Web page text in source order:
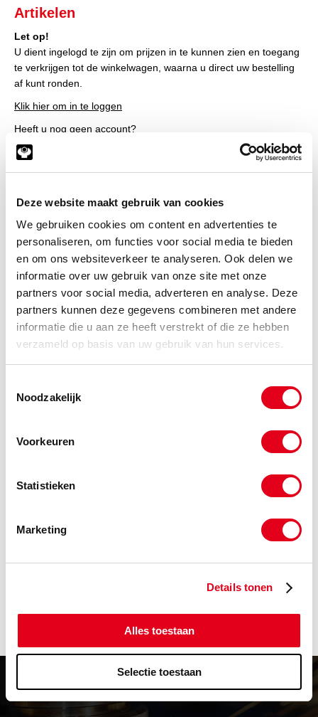
Deze website maakt gebruik van cookies
We gebruiken cookies om content en advertenties te
personaliseren, om functies voor social media te bieden
en om ons websiteverkeer te analyseren. Ook delen we
informatie over uw gebruik van onze site met onze
partners voor social media, adverteren en analyse. Deze
partners kunnen deze gegevens combineren met andere
informatie die u aan ze heeft verstrekt of die ze hebben
verzameld op basis van uw gebruik van hun services.
Noodzakelijk
Voorkeuren
Statistieken
Marketing
Details tonen
Alles toestaan
Selectie toestaan
Artikelen
Let op!
U dient ingelogd te zijn om prijzen in te kunnen zien en toegang
te verkrijgen tot de winkelwagen, waarna u direct uw bestelling
af kunt ronden.
Klik hier om in te loggen
Heeft u nog geen account?
Klik hier om klant te worden
Voorraad Netto prijs
10MBK 60 67 Steunring 060.00x067.00x1.50
Info
Steunring 080.00x087.00x1.50